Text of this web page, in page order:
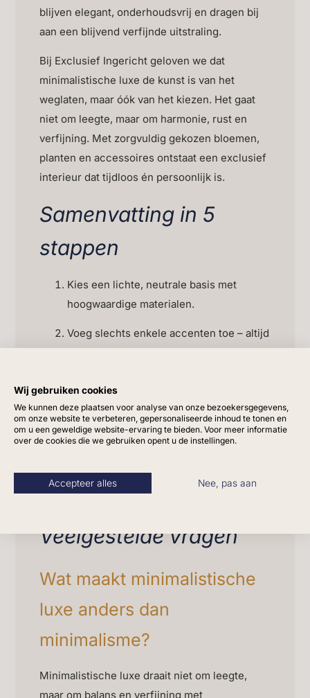
blijven elegant, onderhoudsvrij en dragen bij
aan een blijvend verfijnde uitstraling.
Bij Exclusief Ingericht geloven we dat
minimalistische luxe de kunst is van het
weglaten, maar óók van het kiezen. Het gaat
niet om leegte, maar om harmonie, rust en
verfijning. Met zorgvuldig gekozen bloemen,
planten en accessoires ontstaat een exclusief
interieur dat tijdloos én persoonlijk is.
Samenvatting in 5
stappen
Kies een lichte, neutrale basis met
hoogwaardige materialen.
Voeg slechts enkele accenten toe – altijd
van topkwaliteit.
als stille blikvangers.
Werk met handgemaakte potten en vazen
om verfijning toe te voegen.
Houd de balans tussen eenvoud en
Veelgestelde vragen
Wat maakt minimalistische
luxe anders dan
minimalisme?
Minimalistische luxe draait niet om leegte,
maar om balans en verfijning met
Wij gebruiken cookies
We kunnen deze plaatsen voor analyse van onze bezoekersgegevens,
om onze website te verbeteren, gepersonaliseerde inhoud te tonen en
om u een geweldige website-ervaring te bieden. Voor meer informatie
over de cookies die we gebruiken opent u de instellingen.
Accepteer alles Nee, pas aan